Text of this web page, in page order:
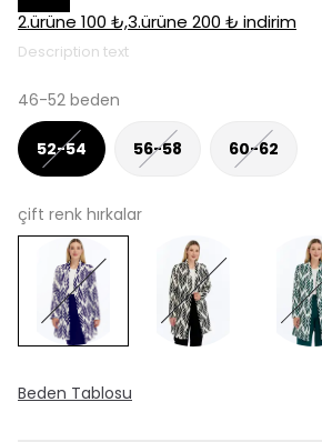
2.ürüne 100 ₺,3.ürüne 200 ₺ indirim
Description text
46-52 beden
52-54 56-58 60-62
çift renk hırkalar
Beden Tablosu